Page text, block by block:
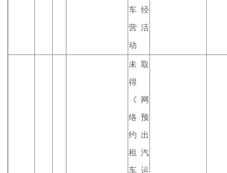
车经
营活
动
未取
得
《网
络预
约出
租汽
车运